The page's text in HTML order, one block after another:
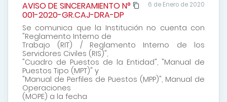
6 de Enero de 2020
AVISO DE SINCERAMIENTO N°
001-2020-GR.CAJ-DRA-DP
Se comunica que la Institución no cuenta con
"Reglamento Interno de
Trabajo (RIT) / Reglamento Interno de los
Servidores Civiles (RIS)",
"Cuadro de Puestos de la Entidad", "Manual de
Puestos Tipo (MPT)" y
"Manual de Perfiles de Puestos (MPP)", Manual de
Operaciones
(MOPE) a la fecha